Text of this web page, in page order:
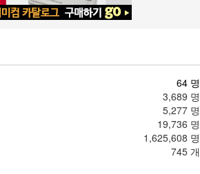
64 명
3,689 명
5,277 명
19,736 명
1,625,608 명
745 개